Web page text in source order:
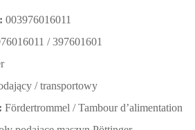
003976016011
/ 397601601
/ transportowy
Fördertrommel / Tambour d’alimentation